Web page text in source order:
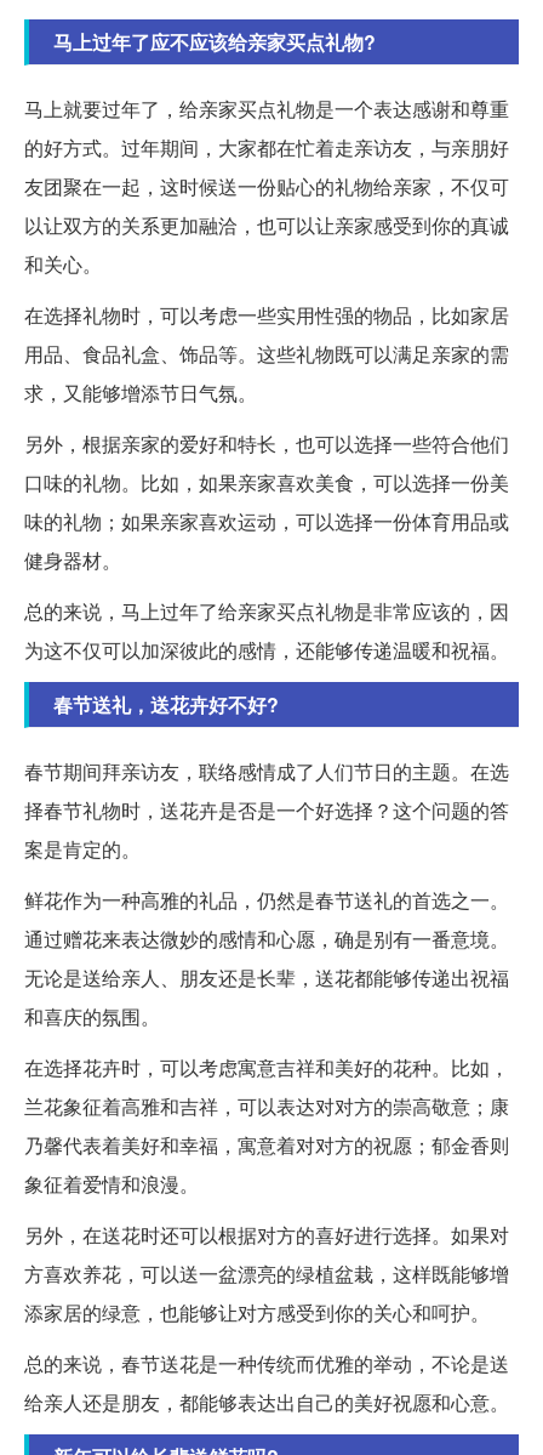
马上过年了应不应该给亲家买点礼物?
马上就要过年了，给亲家买点礼物是一个表达感谢和尊重
的好方式。过年期间，大家都在忙着走亲访友，与亲朋好
友团聚在一起，这时候送一份贴心的礼物给亲家，不仅可
以让双方的关系更加融洽，也可以让亲家感受到你的真诚
和关心。
在选择礼物时，可以考虑一些实用性强的物品，比如家居
用品、食品礼盒、饰品等。这些礼物既可以满足亲家的需
求，又能够增添节日气氛。
另外，根据亲家的爱好和特长，也可以选择一些符合他们
口味的礼物。比如，如果亲家喜欢美食，可以选择一份美
味的礼物；如果亲家喜欢运动，可以选择一份体育用品或
健身器材。
总的来说，马上过年了给亲家买点礼物是非常应该的，因
为这不仅可以加深彼此的感情，还能够传递温暖和祝福。
春节送礼，送花卉好不好?
春节期间拜亲访友，联络感情成了人们节日的主题。在选
择春节礼物时，送花卉是否是一个好选择？这个问题的答
案是肯定的。
鲜花作为一种高雅的礼品，仍然是春节送礼的首选之一。
通过赠花来表达微妙的感情和心愿，确是别有一番意境。
无论是送给亲人、朋友还是长辈，送花都能够传递出祝福
和喜庆的氛围。
在选择花卉时，可以考虑寓意吉祥和美好的花种。比如，
兰花象征着高雅和吉祥，可以表达对对方的崇高敬意；康
乃馨代表着美好和幸福，寓意着对对方的祝愿；郁金香则
象征着爱情和浪漫。
另外，在送花时还可以根据对方的喜好进行选择。如果对
方喜欢养花，可以送一盆漂亮的绿植盆栽，这样既能够增
添家居的绿意，也能够让对方感受到你的关心和呵护。
总的来说，春节送花是一种传统而优雅的举动，不论是送
给亲人还是朋友，都能够表达出自己的美好祝愿和心意。